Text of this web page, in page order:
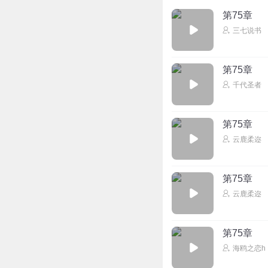
第75章
三七说书
第75章
千代圣者
第75章
云鹿柔迩
第75章
云鹿柔迩
第75章
海鸥之恋h